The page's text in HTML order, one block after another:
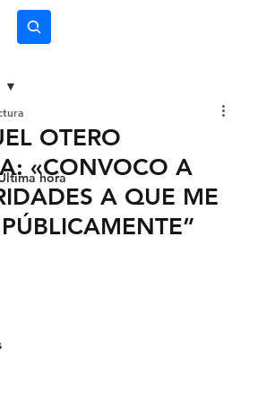
hora
OTERO
«CONVOCO A
A QUE ME